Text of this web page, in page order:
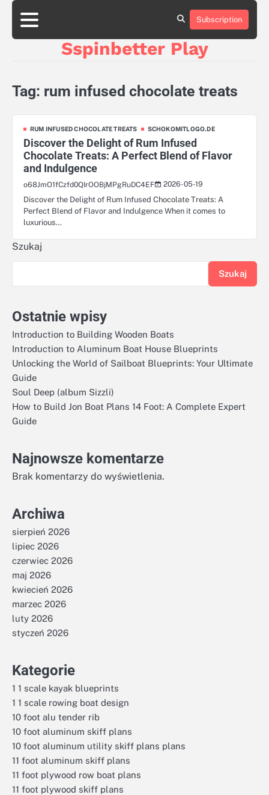
Skip
content
aluminumboatplans.com
dieta.pl
czekoladkizlogo.pl
boatplans.eu
reklamowe.pl
Kontakt
Subscription
Sspinbetter Play
Tag: rum infused chocolate treats
RUM INFUSED CHOCOLATE TREATS SCHOKOMITLOGO.DE
Discover the Delight of Rum Infused
Chocolate Treats: A Perfect Blend of Flavor
and Indulgence
o68JmO1fCzfd0QIrOOBjMPgRuDC4EF
2026-05-19
Discover the Delight of Rum Infused Chocolate Treats: A
Perfect Blend of Flavor and Indulgence When it comes to
luxurious…
Szukaj
Szukaj
Ostatnie wpisy
Introduction to Building Wooden Boats
Introduction to Aluminum Boat House Blueprints
Unlocking the World of Sailboat Blueprints: Your Ultimate
Guide
Soul Deep (album Sizzli)
How to Build Jon Boat Plans 14 Foot: A Complete Expert
Guide
Najnowsze komentarze
Brak komentarzy do wyświetlenia.
Archiwa
sierpień 2026
lipiec 2026
czerwiec 2026
maj 2026
kwiecień 2026
marzec 2026
luty 2026
styczeń 2026
Kategorie
1 1 scale kayak blueprints
1 1 scale rowing boat design
10 foot alu tender rib
10 foot aluminum skiff plans
10 foot aluminum utility skiff plans plans
11 foot aluminum skiff plans
11 foot plywood row boat plans
11 foot plywood skiff plans